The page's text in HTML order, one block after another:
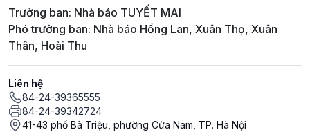
Trưởng ban: Nhà báo TUYẾT MAI
Phó trưởng ban: Nhà báo Hồng Lan, Xuân Thọ, Xuân
Thân, Hoài Thu
Liên hệ
84-24-39365555
84-24-39342724
41-43 phố Bà Triệu, phường Cửa Nam, TP. Hà Nội